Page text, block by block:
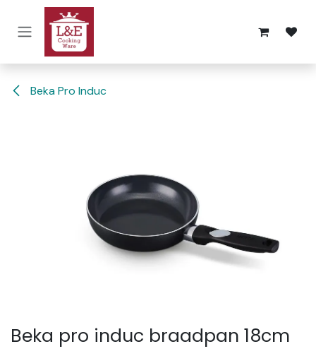
Overslaan naar inhoud
Beka Pro Induc
Beka pro induc braadpan 18cm